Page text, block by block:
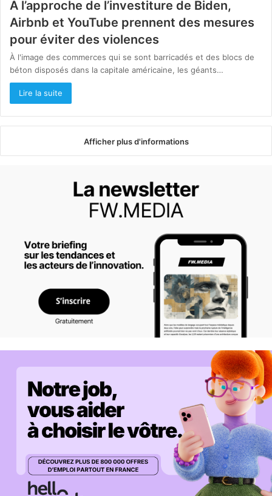
À l’approche de l’investiture de Biden,
Airbnb et YouTube prennent des mesures
pour éviter des violences
À l'image des commerces qui se sont barricadés et des blocs de
béton disposés dans la capitale américaine, les géants…
Lire la suite
Afficher plus d'informations